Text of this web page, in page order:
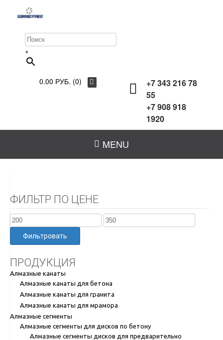
×
+7 343 216 78
55
+7 908 918
1920
0.00 РУБ. (0)
MENU
ФИЛЬТР ПО ЦЕНЕ
Фильтровать
ПРОДУКЦИЯ
Алмазные канаты
Алмазные канаты для бетона
Алмазные канаты для гранита
Алмазные канаты для мрамора
Алмазные сегменты
Алмазные сегменты для дисков по бетону
Алмазные сегменты дисков для предварительно